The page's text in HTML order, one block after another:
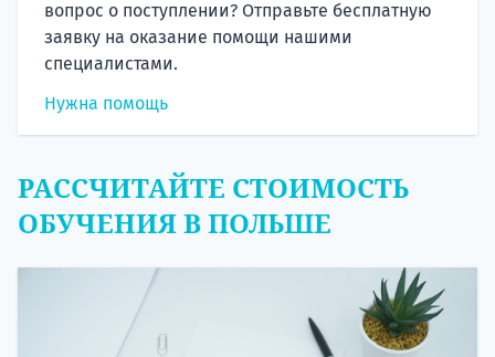
вопрос о поступлении? Отправьте бесплатную
заявку на оказание помощи нашими
специалистами.
Нужна помощь
РАССЧИТАЙТЕ СТОИМОСТЬ
ОБУЧЕНИЯ В ПОЛЬШЕ